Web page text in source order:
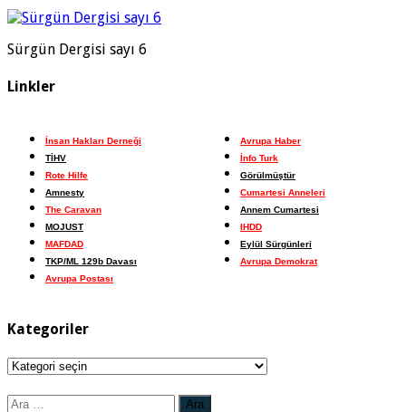
Sürgün Dergisi sayı 6
Linkler
İnsan Hakları Derneği
TİHV
Rote Hilfe
Amnesty
The Caravan
MOJUST
MAFDAD
TKP/ML 129b Davası
Avrupa Postası
Avrupa Haber
İnfo Turk
Görülmüştür
Cumartesi Anneleri
Annem Cumartesi
IHDD
Eylül Sürgünleri
Avrupa Demokrat
Kategoriler
Kategoriler
Arama: